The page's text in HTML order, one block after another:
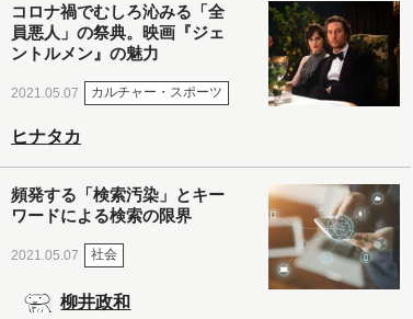
コロナ禍でむしろ沁みる「全
員悪人」の祭典。映画『ジェ
ントルメン』の魅力
2021.05.07 カルチャー・スポーツ
ヒナタカ
頻発する「検索汚染」とキー
ワードによる検索の限界
2021.05.07 社会
柳井政和